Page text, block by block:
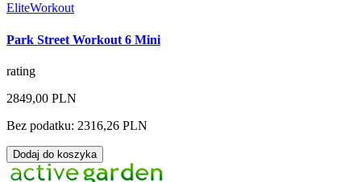
EliteWorkout
Park Street Workout 6 Mini
rating
2849,00 PLN
Bez podatku: 2316,26 PLN
Dodaj do koszyka